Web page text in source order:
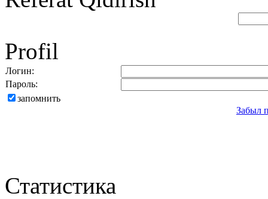
Profil
Логин:
Пароль:
запомнить
Забыл
Статистика